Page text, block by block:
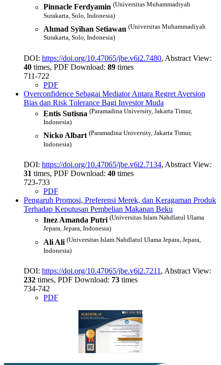
Pinnacle Ferdyamin (Universitas Muhammadiyah
Surakarta, Solo, Indonesia)
Ahmad Syihan Setiawan (Universitas Muhammadiyah
Surakarta, Solo, Indonesia)
DOI: https://doi.org/10.47065/jbe.v6i2.7480, Abstract View:
40 times, PDF Download: 89 times
711-722
PDF
Overconfidence Sebagai Mediator Antara Regret Aversion
Bias dan Risk Tolerance Bagi Investor Muda
Entis Sutisna (Paramadina University, Jakarta Timur,
Indonesia)
Nicko Albart (Paramadina University, Jakarta Timur,
Indonesia)
DOI: https://doi.org/10.47065/jbe.v6i2.7134, Abstract View:
31 times, PDF Download: 40 times
723-733
PDF
Pengaruh Promosi, Preferensi Merek, dan Keragaman Produk
Terhadap Keputusan Pembelian Makanan Beku
Inez Amanda Putri (Universitas Islam Nahdlatul Ulama
Jepara, Jepara, Indonesia)
Ali Ali (Universitas Islam Nahdlatul Ulama Jepara, Jepara,
Indonesia)
DOI: https://doi.org/10.47065/jbe.v6i2.7211 , Abstract View:
232 times, PDF Download: 73 times
734-742
PDF